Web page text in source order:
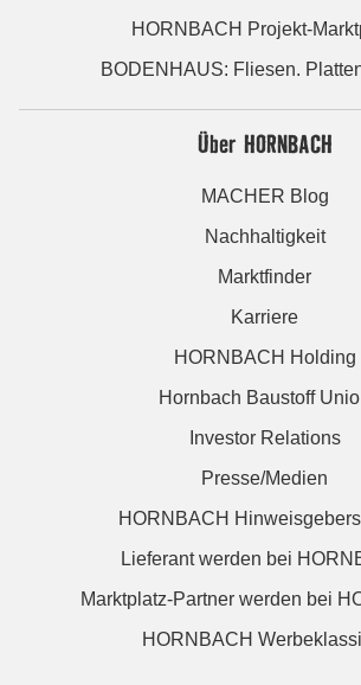
HORNBACH Projekt-
BODENHAUS: Fliesen.
Über HORNBACH
MACHER Blog
Nachhaltigkeit
Marktfinder
Karriere
HORNBACH Holding
Hornbach Baustoff
Investor Relations
Presse/Medien
HORNBACH
Lieferant werden bei
Marktplatz-Partner werden bei
HORNBACH